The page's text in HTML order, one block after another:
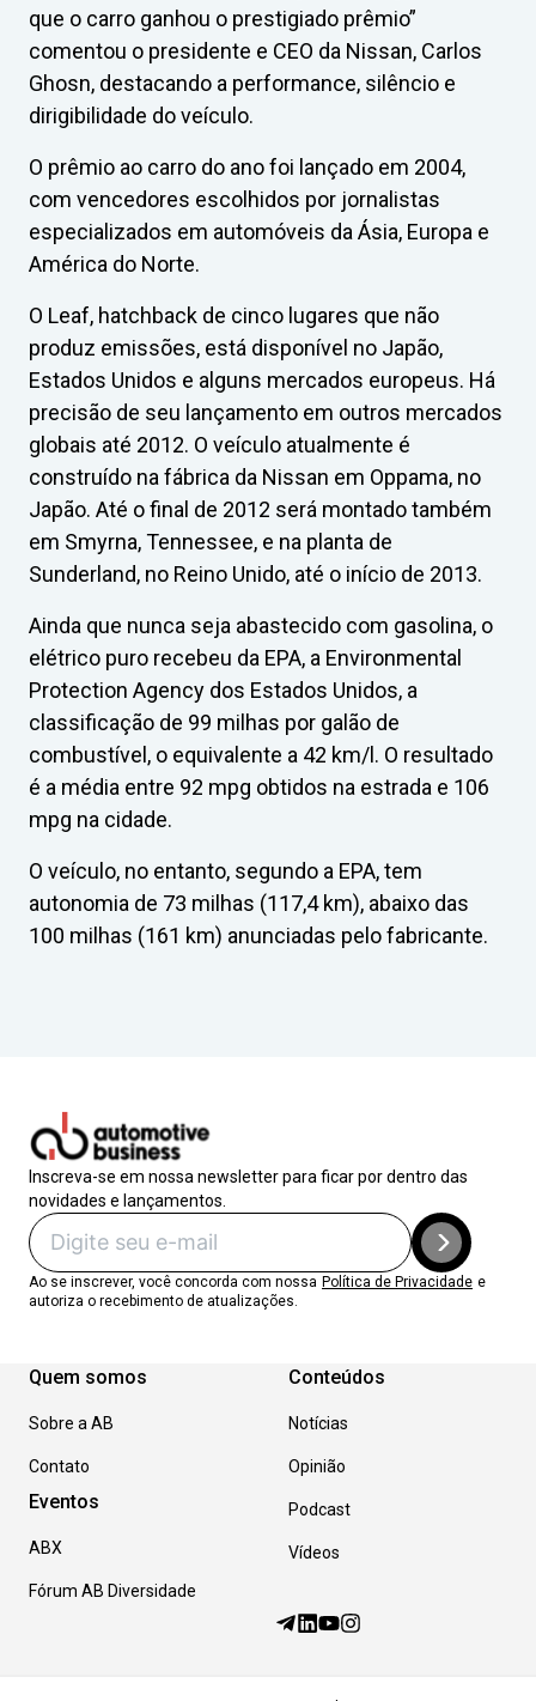
que o carro ganhou o prestigiado prêmio”
comentou o presidente e CEO da Nissan, Carlos
Ghosn, destacando a performance, silêncio e
dirigibilidade do veículo.
O prêmio ao carro do ano foi lançado em 2004,
com vencedores escolhidos por jornalistas
especializados em automóveis da Ásia, Europa e
América do Norte.
O Leaf, hatchback de cinco lugares que não
produz emissões, está disponível no Japão,
Estados Unidos e alguns mercados europeus. Há
precisão de seu lançamento em outros mercados
globais até 2012. O veículo atualmente é
construído na fábrica da Nissan em Oppama, no
Japão. Até o final de 2012 será montado também
em Smyrna, Tennessee, e na planta de
Sunderland, no Reino Unido, até o início de 2013.
Ainda que nunca seja abastecido com gasolina, o
elétrico puro recebeu da EPA, a Environmental
Protection Agency dos Estados Unidos, a
classificação de 99 milhas por galão de
combustível, o equivalente a 42 km/l. O resultado
é a média entre 92 mpg obtidos na estrada e 106
mpg na cidade.
O veículo, no entanto, segundo a EPA, tem
autonomia de 73 milhas (117,4 km), abaixo das
100 milhas (161 km) anunciadas pelo fabricante.
Inscreva-se em nossa newsletter para ficar por dentro das
novidades e lançamentos.
Ao se inscrever, você concorda com nossa Política de Privacidade e
autoriza o recebimento de atualizações.
Quem somos
Sobre a AB
Contato
Eventos
ABX
Fórum AB Diversidade
Conteúdos
Notícias
Opinião
Podcast
Vídeos